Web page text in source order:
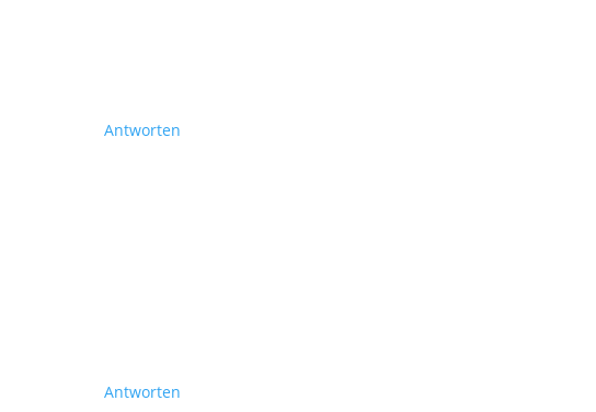
Antworten
Antworten